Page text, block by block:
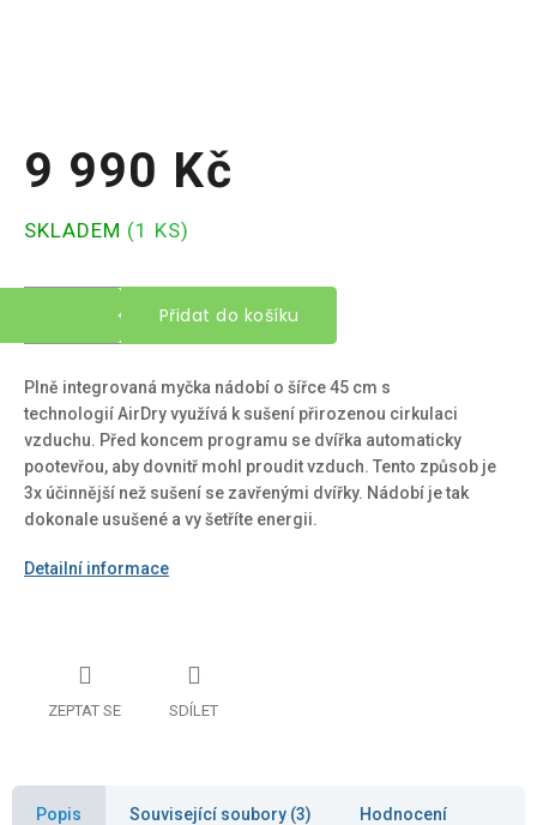
9 990 Kč
cena:
SKLADEM (1 KS)
Přidat do košíku
Plně integrovaná myčka nádobí o šířce 45 cm s
technologiíAirDry využívá k sušení přirozenou cirkulaci
vzduchu. Před koncem programu se dvířka automaticky
pootevřou, aby dovnitř mohl proudit vzduch. Tento způsob je
3x účinnější než sušení se zavřenými dvířky. Nádobí je tak
dokonale usušené a vy šetříte energii.
Detailní informace
ZEPTAT SE SDÍLET
Popis Související soubory (3) Hodnocení